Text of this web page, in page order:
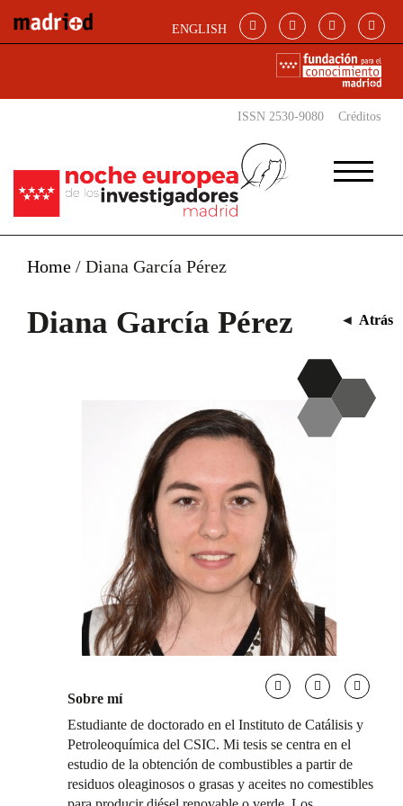
ENGLISH
ISSN 2530-9080 Créditos
Home / Diana García Pérez
Diana García Pérez ◄ Atrás
Sobre mí
Estudiante de doctorado en el Instituto de Catálisis y
Petroleoquímica del CSIC. Mi tesis se centra en el
estudio de la obtención de combustibles a partir de
residuos oleaginosos o grasas y aceites no comestibles